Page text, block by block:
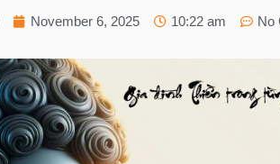
November 6, 2025 10:22 am No